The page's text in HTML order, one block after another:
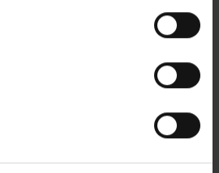
sulla tua posizione
di qualche
dispositivo, scansionandolo